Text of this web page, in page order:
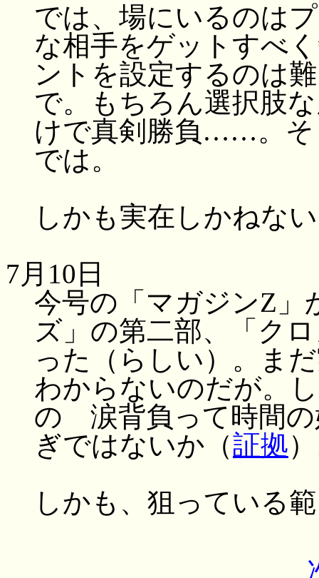
では、場にいるのは
な相手をゲットすべ
ントを設定するのは
で。もちろん選択肢
けで真剣勝負……。そ
では。
しかも実在しかねな
7月10日
今号の「マガジンZ」
ズ」の第二部、「ク
った（らしい）。ま
わからないのだが。
の 涙背負って時間の
ぎではないか（証拠
しかも、狙っている